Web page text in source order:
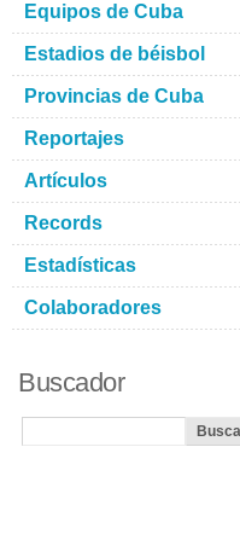
Equipos de Cuba
Estadios de béisbol
Provincias de Cuba
Reportajes
Artículos
Records
Estadísticas
Colaboradores
Buscador